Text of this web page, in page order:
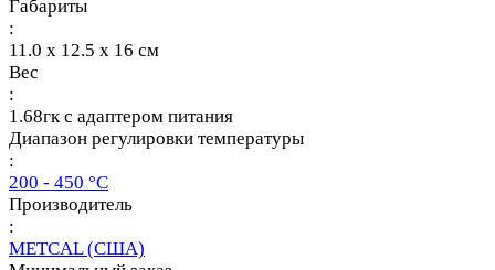
Габариты
:
11.0 x 12.5 x 16 см
Вес
:
1.68гк с адаптером питания
Диапазон регулировки температуры
:
200 - 450 °C
Производитель
:
METCAL (США)